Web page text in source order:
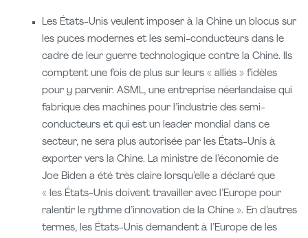
Les États-Unis veulent imposer à la Chine un blocus sur
les puces modernes et les semi-conducteurs dans le
cadre de leur guerre technologique contre la Chine. Ils
comptent une fois de plus sur leurs « alliés » fidèles
pour y parvenir. ASML, une entreprise néerlandaise qui
fabrique des machines pour l’industrie des semi-
conducteurs et qui est un leader mondial dans ce
secteur, ne sera plus autorisée par les États-Unis à
exporter vers la Chine. La ministre de l’économie de
Joe Biden a été très claire lorsqu’elle a déclaré que
« les États-Unis doivent travailler avec l’Europe pour
ralentir le rythme d’innovation de la Chine ». En d’autres
termes, les États-Unis demandent à l’Europe de les